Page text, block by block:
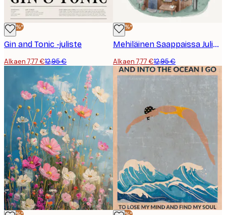
-40%*
Gin and Tonic -juliste
Alkaen 7,77 €12,95 €
-40%*
Mehiläinen Saappaissa Juliste
Alkaen 7,77 €12,95 €